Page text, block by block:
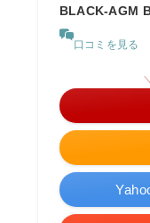
BLACK-AGM
口コミを見る